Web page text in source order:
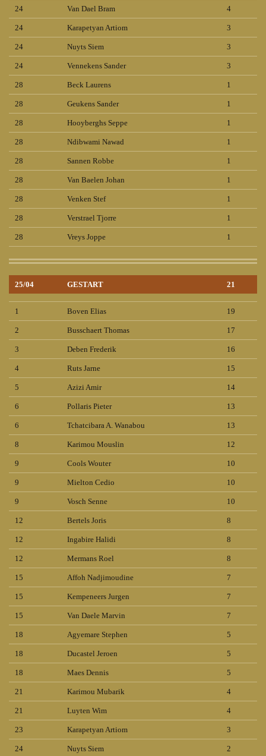
24 Van Dael Bram 4
24 Karapetyan Artiom 3
24 Nuyts Siem 3
24 Vennekens Sander 3
28 Beck Laurens 1
28 Geukens Sander 1
28 Hooyberghs Seppe 1
28 Ndibwami Nawad 1
28 Sannen Robbe 1
28 Van Baelen Johan 1
28 Venken Stef 1
28 Verstrael Tjorre 1
28 Vreys Joppe 1
25/04 GESTART 21
1 Boven Elias 19
2 Busschaert Thomas 17
3 Deben Frederik 16
4 Ruts Jarne 15
5 Azizi Amir 14
6 Pollaris Pieter 13
6 Tchatcibara A. Wanabou 13
8 Karimou Mouslin 12
9 Cools Wouter 10
9 Mielton Cedio 10
9 Vosch Senne 10
12 Bertels Joris 8
12 Ingabire Halidi 8
12 Mermans Roel 8
15 Affoh Nadjimoudine 7
15 Kempeneers Jurgen 7
15 Van Daele Marvin 7
18 Agyemare Stephen 5
18 Ducastel Jeroen 5
18 Maes Dennis 5
21 Karimou Mubarik 4
21 Luyten Wim 4
23 Karapetyan Artiom 3
24 Nuyts Siem 2